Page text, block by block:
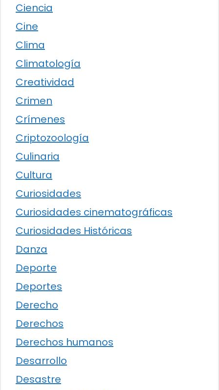
Ciencia
Cine
Clima
Climatología
Creatividad
Crimen
Crímenes
Criptozoología
Culinaria
Cultura
Curiosidades
Curiosidades cinematográficas
Curiosidades Históricas
Danza
Deporte
Deportes
Derecho
Derechos
Derechos humanos
Desarrollo
Desastre